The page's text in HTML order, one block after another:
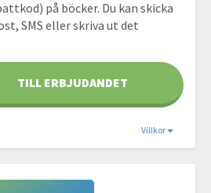
på böcker. Du kan skicka
SMS eller skriva ut det
TILL ERBJUDANDET
Villkor